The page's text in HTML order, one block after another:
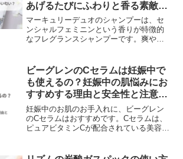
あげるたびにふわりと香る素敵な
髪に！
マーキュリーデュオのシャンプーは、セ
ンシャルフェミニンという香りが特徴的
なフレグランスシャンプーです。爽やか
着きと深みのあるラストへと変化する香
りで、周りの人に好印象を与えることで
しょう。この香りは、時間とともに変化
していく香水のような香りで、最初はラ
フランスやカシスなどのフレッシュで爽
やかな果実系の香りがします。
ビーグレンのCセラムは妊娠中で
も使えるの？妊娠中の肌悩みにお
すすめする理由と安全性と注意点
を解説！
妊娠中のお肌のお手入れに、ビーグレン
のCセラムはおすすめです。Cセラムは、
ピュアビタミンCが配合されている美容液
化やストレスなどで、肌トラブルが起こ